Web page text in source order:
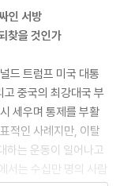
큰 폭으로, 더욱 급
가는 중국 중산층이
르의 땅을 사들였다.
집) 체인을 열 계획
. 쌀로 만든 음식을 좋
리고 그 경우 “잠재력
다.
사이에 주인이 바뀌
인 서방
찾을 것인가
드 트럼프 미국 대통
중국의 최강대국 부
세우며 통제를 부활
적인 사례지만, 이탈
하는 운동이 일어나고
서는 수십만 명의 사람